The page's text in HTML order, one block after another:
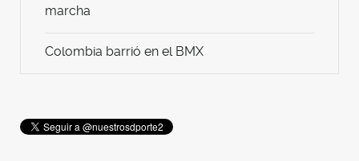
marcha
Colombia barrió en el BMX